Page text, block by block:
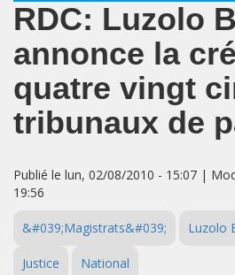
RDC: Luzolo
annonce la
quatre vingt
tribunaux de
Publié le lun, 02/08/2010 - 15:07 |
19:56
&#039;Magistrats&#039; Luzolo
Justice National